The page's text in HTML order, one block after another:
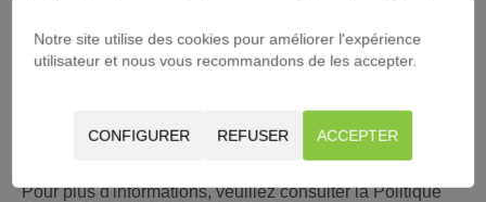
Internet.
rapports sur notre site Web.
Pour plus d'informations, veuillez consulter la Politique
Notre site utilise des cookies pour améliorer l'expérience
utilisateur et nous vous recommandons de les accepter.
CONFIGURER REFUSER ACCEPTER